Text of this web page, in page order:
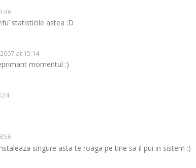
statisticile astea :D
at 15:14
momentul :)
singure asta te roaga pe tine sa il pui in sistem :)